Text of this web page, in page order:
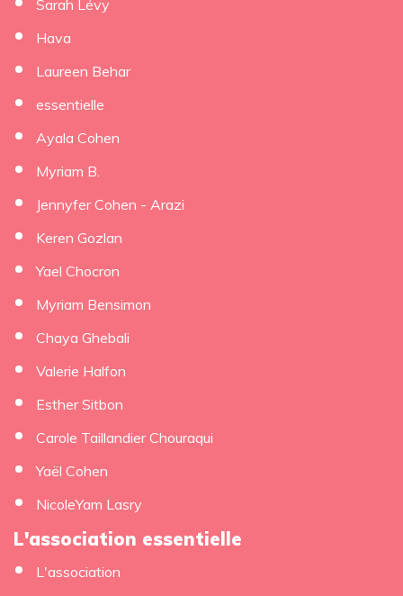
Sarah Lévy
Hava
Laureen Behar
essentielle
Ayala Cohen
Myriam B.
Jennyfer Cohen - Arazi
Keren Gozlan
Yael Chocron
Myriam Bensimon
Chaya Ghebali
Valerie Halfon
Esther Sitbon
Carole Taillandier Chouraqui
Yaël Cohen
NicoleYam Lasry
L'association essentielle
L'association